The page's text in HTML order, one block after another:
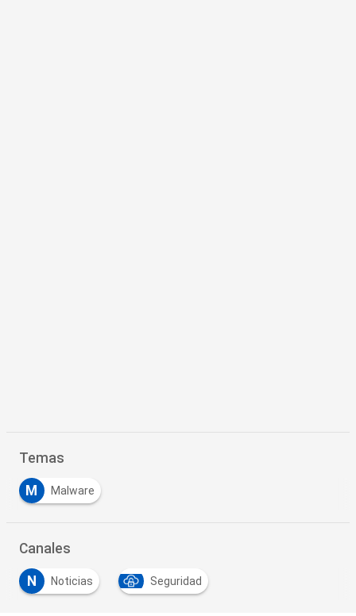
Temas
M Malware
Canales
N Noticias Seguridad